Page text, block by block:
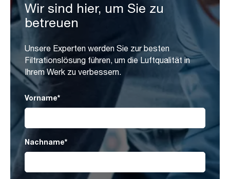
Wir sind hier, um Sie zu
betreuen
Unsere Experten werden Sie zur besten
Filtrationslösung führen, um die Luftqualität in
Ihrem Werk zu verbessern.
Vorname*
Nachname*